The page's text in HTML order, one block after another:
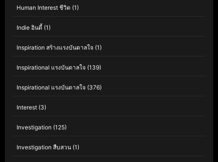
Human Interest ชีวิต (1)
Indie อินดี้ (1)
Inspiration สร้างแรงบันดาลใจ (1)
Inspirational แรงบันดาลใจ (139)
Inspirational แรงบันดาลใจ (376)
Interest (3)
Investigation (125)
Investigation สืบสวน (1)